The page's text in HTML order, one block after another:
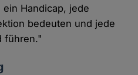
Handicap, jede
bedeuten und jede
führen."